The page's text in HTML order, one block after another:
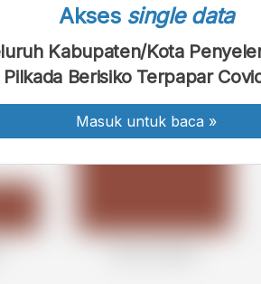
Akses single data
Kabupaten/Kota
Pilkada Berisiko Terpapar
Masuk untuk baca »